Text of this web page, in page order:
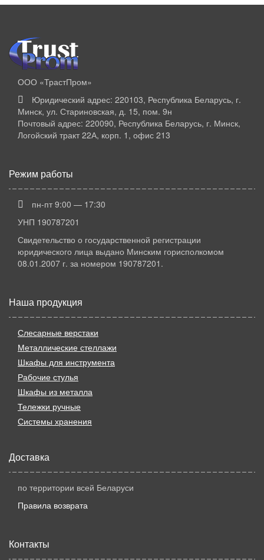
ООО «ТрастПром»
Юридический адрес: 220103, Республика Беларусь, г.
Минск, ул. Стариновская, д. 15, пом. 9н
Почтовый адрес: 220090, Республика Беларусь, г. Минск,
Логойский тракт 22А, корп. 1, офис 213
Режим работы
пн-пт 9:00 — 17:30
УНП 190787201
Свидетельство о государственной регистрации
юридического лица выдано Минским горисполкомом
08.01.2007 г. за номером 190787201.
Наша продукция
Слесарные верстаки
Металлические стеллажи
Шкафы для инструмента
Рабочие стулья
Шкафы из металла
Тележки ручные
Системы хранения
Доставка
по территории всей Беларуси
Правила возврата
Контакты